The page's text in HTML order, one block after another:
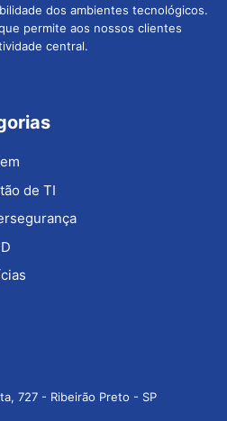
dos ambientes tecnológicos.
permite aos nossos clientes
central.
de TI
727 - Ribeirão Preto - SP